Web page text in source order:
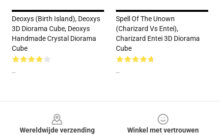
Deoxys (Birth Island), Deoxys
3D Diorama Cube, Deoxys
Handmade Crystal Diorama
Cube
--
Spell Of The Unown
(Charizard Vs Entei),
Charizard Entei 3D Diorama
Cube
--
Wereldwijde verzending
Winkel met vertrouwen